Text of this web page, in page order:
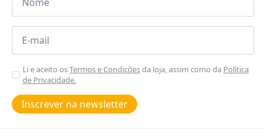
Email
Aceitar
Poiticas
de
privacidade
Li e aceito osTermos e Condiçõesda loja, assim como da Política
de Privacidade.
Inscrever na newsletter